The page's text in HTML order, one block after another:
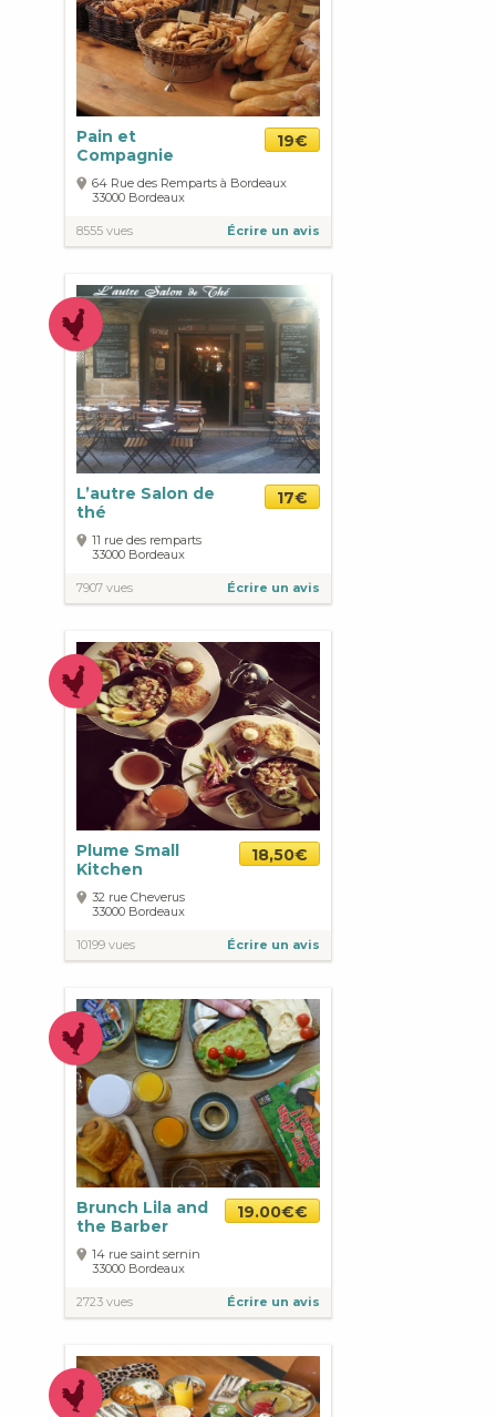
Pain et
Compagnie
19€
64 Rue des Remparts à Bordeaux
33000 Bordeaux
8555 vues Écrire un avis
L’autre Salon de
thé
17€
11 rue des remparts
33000 Bordeaux
7907 vues Écrire un avis
Plume Small
Kitchen
18,50€
32 rue Cheverus
33000 Bordeaux
10199 vues Écrire un avis
Brunch Lila and
the Barber
19.00€€
14 rue saint sernin
33000 Bordeaux
2723 vues Écrire un avis